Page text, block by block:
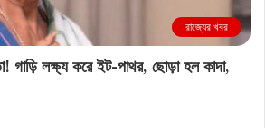
রাজ্যের খবর
গাড়ি লক্ষ্য করে ইট-পাথর, ছোড়া হল কাদা,